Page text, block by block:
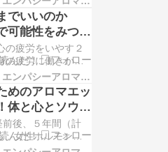
スの大切さ 💫ここ
いこと？ ☯️のマ
ありますか？ こ
クです。宇宙にあ
陽の相対性で出…
でいいのか
可能性をみつけ
の疲労をいやす２
の疲労に働きかけ
ス 💫心が重たい
ラワーエッセンス
正をしてくれる２つ
やすフラワーエッ
をすぎると、人の
。 体とともに、
【横浜】エンパシーアロマ予報&アロマ講座
めのアロマエッ
体と心とソウル
後、５年間（計
、女性ホルモンが
とです。 そし